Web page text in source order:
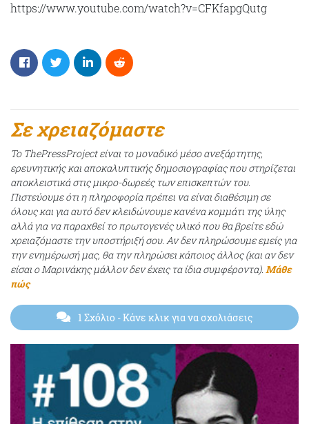
https://www.youtube.com/watch?v=CFKfapgQutg
Σε χρειαζόμαστε
Το ThePressProject είναι το μοναδικό μέσο ανεξάρτητης,
ερευνητικής και αποκαλυπτικής δημοσιογραφίας που στηρίζεται
αποκλειστικά στις μικρο-δωρεές των επισκεπτών του.
Πιστεύουμε ότι η πληροφορία πρέπει να είναι διαθέσιμη σε
όλους και για αυτό δεν κλειδώνουμε κανένα κομμάτι της ύλης
αλλά για να παραχθεί το πρωτογενές υλικό που θα βρείτε εδώ
χρειαζόμαστε την υποστήριξή σου. Αν δεν πληρώσουμε εμείς για
την ενημέρωσή μας, θα την πληρώσει κάποιος άλλος (και αν δεν
είσαι ο Μαρινάκης μάλλον δεν έχεις τα ίδια συμφέροντα). Μάθε
πώς
1 Σχόλιο - Κάνε κλικ για να σχολιάσεις